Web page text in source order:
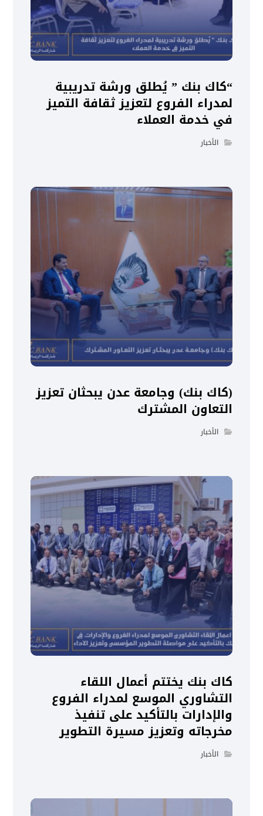
“كاك بنك ” يُطلق ورشة تدريبية
لمدراء الفروع لتعزيز ثقافة التميز
في خدمة العملاء
الأخبار
(كاك بنك) وجامعة عدن يبحثان تعزيز
التعاون المشترك
الأخبار
كاك بنك يختتم أعمال اللقاء
التشاوري الموسع لمدراء الفروع
والإدارات بالتأكيد على تنفيذ
مخرجاته وتعزيز مسيرة التطوير
الأخبار